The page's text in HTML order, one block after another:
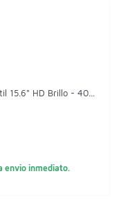
15.6" HD Brillo - 40...
envio inmediato.